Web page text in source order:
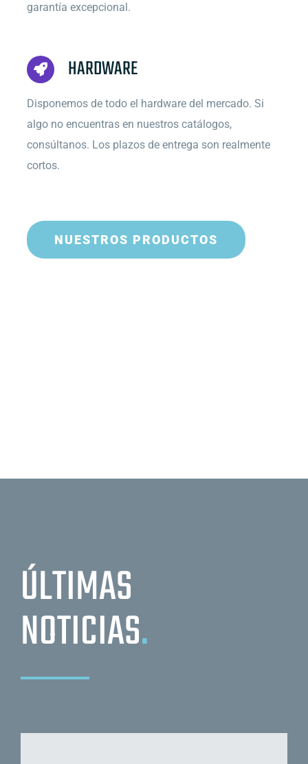
garantía excepcional.
HARDWARE
Disponemos de todo el hardware del mercado. Si
algo no encuentras en nuestros catálogos,
consúltanos. Los plazos de entrega son realmente
cortos.
NUESTROS PRODUCTOS
ÚLTIMAS
NOTICIAS.